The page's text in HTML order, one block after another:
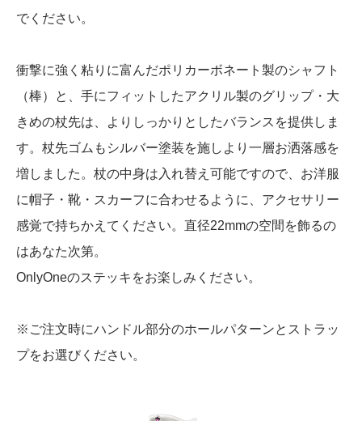
でください。
衝撃に強く粘りに富んだポリカーボネート製のシャフト
（棒）と、手にフィットしたアクリル製のグリップ・大
きめの杖先は、よりしっかりとしたバランスを提供しま
す。杖先ゴムもシルバー塗装を施しより一層お洒落感を
増しました。杖の中身は入れ替え可能ですので、お洋服
に帽子・靴・スカーフに合わせるように、アクセサリー
感覚で持ちかえてください。直径22mmの空間を飾るの
はあなた次第。
OnlyOneのステッキをお楽しみください。
※ご注文時にハンドル部分のホールパターンとストラッ
プをお選びください。